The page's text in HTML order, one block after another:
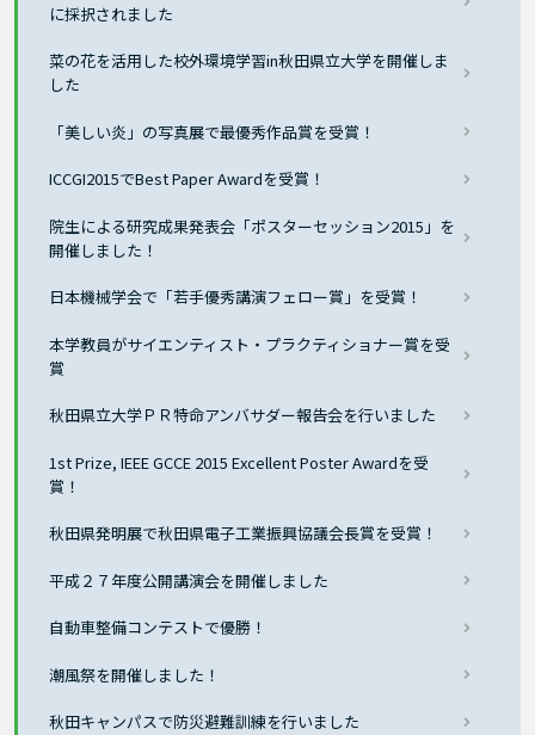
に採択されました
菜の花を活用した校外環境学習in秋田県立大学を開催しま
した
「美しい炎」の写真展で最優秀作品賞を受賞！
ICCGI2015でBest Paper Awardを受賞！
院生による研究成果発表会「ポスターセッション2015」を
開催しました！
日本機械学会で「若手優秀講演フェロー賞」を受賞！
本学教員がサイエンティスト・プラクティショナー賞を受
賞
秋田県立大学ＰＲ特命アンバサダー報告会を行いました
1st Prize, IEEE GCCE 2015 Excellent Poster Awardを受
賞！
秋田県発明展で秋田県電子工業振興協議会長賞を受賞！
平成２７年度公開講演会を開催しました
自動車整備コンテストで優勝！
潮風祭を開催しました！
秋田キャンパスで防災避難訓練を行いました